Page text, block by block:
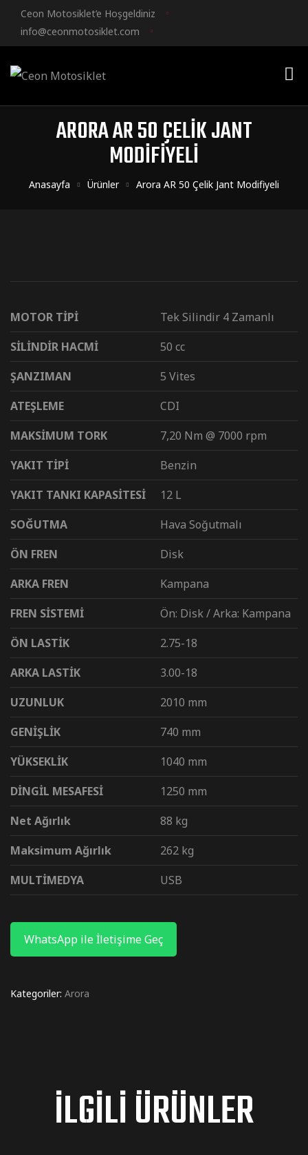
Ceon Motosiklet’e Hoşgeldiniz
info@ceonmotosiklet.com
ARORA AR 50 ÇELIK JANT
MODIFIYELI
Anasayfa Ürünler Arora AR 50 Çelik Jant Modifiyeli
MOTOR TİPİ
Tek Silindir 4 Zamanlı
SİLİNDİR HACMİ
50 cc
ŞANZIMAN
5 Vites
ATEŞLEME
CDI
MAKSİMUM TORK
7,20 Nm @ 7000 rpm
YAKIT TİPİ
Benzin
YAKIT TANKI KAPASİTESİ
12 L
SOĞUTMA
Hava Soğutmalı
ÖN FREN
Disk
ARKA FREN
Kampana
FREN SİSTEMİ
Ön: Disk / Arka: Kampana
ÖN LASTİK
2.75-18
ARKA LASTİK
3.00-18
UZUNLUK
2010 mm
GENİŞLİK
740 mm
YÜKSEKLİK
1040 mm
DİNGİL MESAFESİ
1250 mm
Net Ağırlık
88 kg
Maksimum Ağırlık
262 kg
MULTİMEDYA
USB
WhatsApp ile İletişime Geç
Kategoriler: Arora
İLGILI ÜRÜNLER